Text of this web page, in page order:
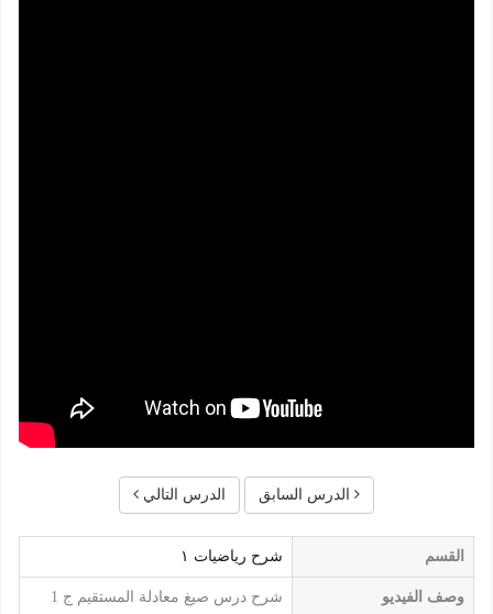
الدرس السابق الدرس التالي
القسم شرح رياضيات ١
وصف الفيديو شرح درس صيغ معادلة المستقيم ج 1